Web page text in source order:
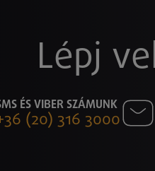
Lépj
ÉS VIBER SZÁMUNK
(20) 316 3000